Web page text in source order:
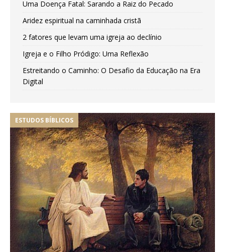
Uma Doença Fatal: Sarando a Raiz do Pecado
Aridez espiritual na caminhada cristã
2 fatores que levam uma igreja ao declínio
Igreja e o Filho Pródigo: Uma Reflexão
Estreitando o Caminho: O Desafio da Educação na Era
Digital
ESTUDOS BÍBLICOS